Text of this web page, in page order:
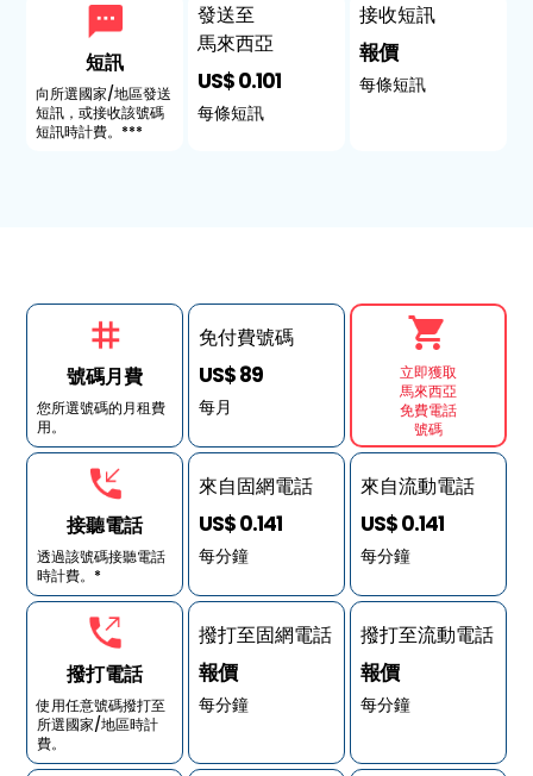
短訊
向所選國家/地區發送
短訊，或接收該號碼
短訊時計費。***
發送至
馬來西亞
US$ 0.101
每條短訊
接收短訊
報價
每條短訊
號碼月費
您所選號碼的月租費
用。
接聽電話
透過該號碼接聽電話
時計費。*
撥打電話
使用任意號碼撥打至
所選國家/地區時計
費。
免付費號碼
US$ 89
每月
來自固網電話
US$ 0.141
每分鐘
撥打至固網電話
報價
每分鐘
立即獲取
馬來西亞
免費電話
號碼
來自流動電話
US$ 0.141
每分鐘
撥打至流動電話
報價
每分鐘